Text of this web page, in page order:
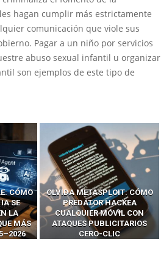
hagan cumplir más estrictamente
comunicación que viole sus
Pagar a un niño por servicios
abuso sexual infantil u organizar
son ejemplos de este tipo de
CÓMO
CON
CÓMO LOS HACKERS
INTERCEPTAN OTPS Y
LLAMADAS MÓVILES SIN
‘HACKEAR’ — EL INCREÍBLE
PODER DE LOS SIM BOXES”